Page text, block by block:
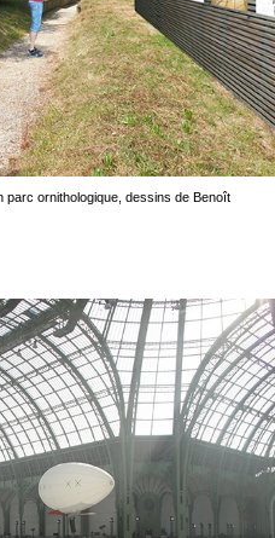
parc ornithologique, dessins de Benoît